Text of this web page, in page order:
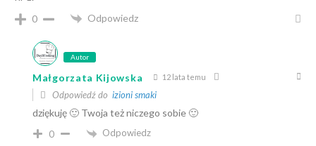
0
Odpowiedz
Autor
Małgorzata Kijowska 12 lata temu
Odpowiedź do izioni smaki
dziękuję 🙂 Twoja też niczego sobie 🙂
0 Odpowiedz